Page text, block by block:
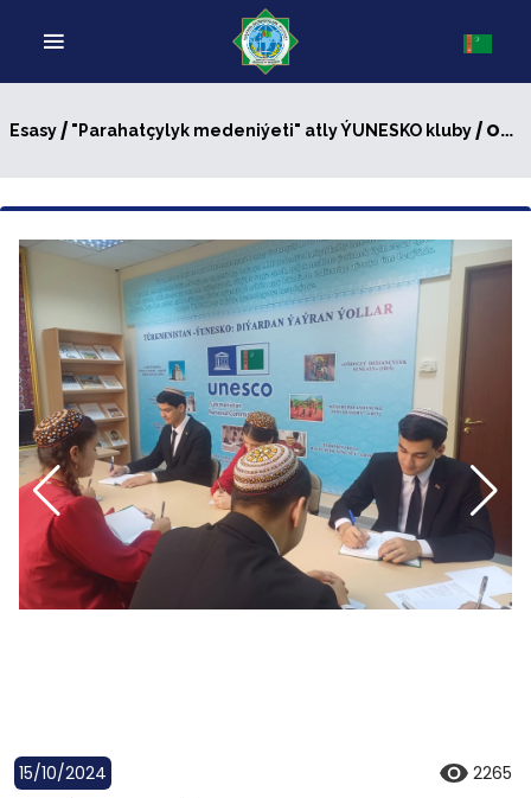
Esasy/ "Parahatçylyk medeniýeti" atly ÝUNESKO kluby/ ONLAÝN YLMY–DÖREDIJILIK MASLAHATY GEÇIRILDI
15/10/2024 2265